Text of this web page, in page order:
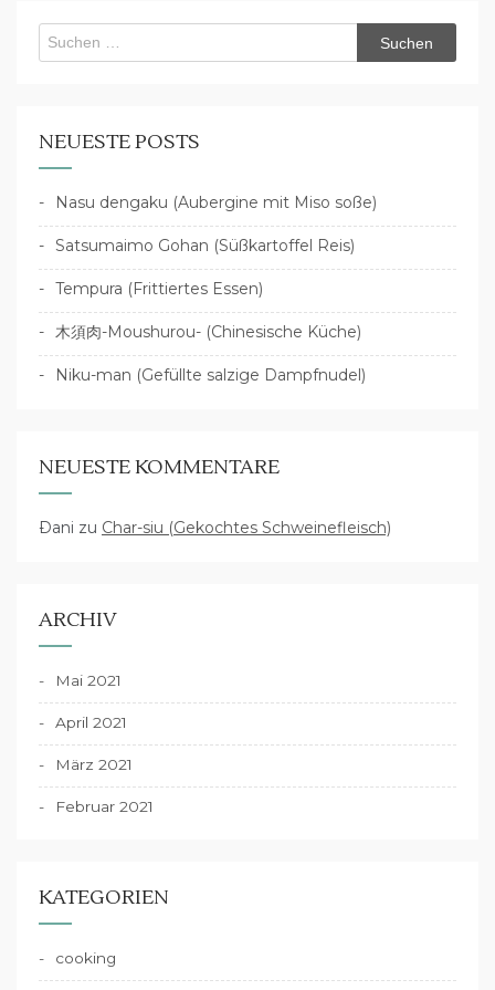
Suchen
nach:
NEUESTE POSTS
Nasu dengaku (Aubergine mit Miso soße)
Satsumaimo Gohan (Süßkartoffel Reis)
Tempura (Frittiertes Essen)
木須肉-Moushurou- (Chinesische Küche)
Niku-man (Gefüllte salzige Dampfnudel)
NEUESTE KOMMENTARE
Dani zu Char-siu (Gekochtes Schweinefleisch)
ARCHIV
Mai 2021
April 2021
März 2021
Februar 2021
KATEGORIEN
cooking